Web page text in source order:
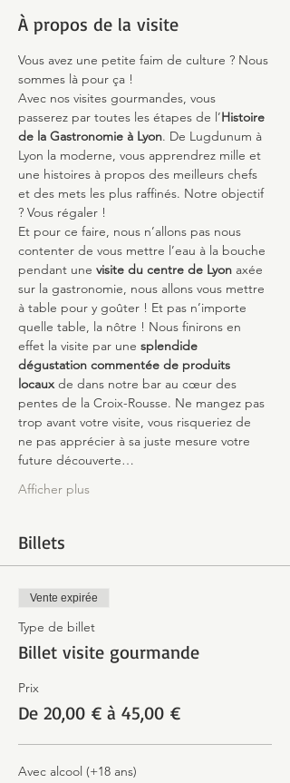
À propos de la visite
Vous avez une petite faim de culture ? Nous
sommes là pour ça !
Avec nos visites gourmandes, vous
passerez par toutes les étapes de l’Histoire
de la Gastronomie à Lyon. De Lugdunum à
Lyon la moderne, vous apprendrez mille et
une histoires à propos des meilleurs chefs
et des mets les plus raffinés. Notre objectif
? Vous régaler !
Et pour ce faire, nous n’allons pas nous
contenter de vous mettre l’eau à la bouche
pendant une visite du centre de Lyon axée
sur la gastronomie, nous allons vous mettre
à table pour y goûter ! Et pas n’importe
quelle table, la nôtre ! Nous finirons en
effet la visite par une splendide
dégustation commentée de produits
locaux de dans notre bar au cœur des
pentes de la Croix-Rousse. Ne mangez pas
trop avant votre visite, vous risqueriez de
ne pas apprécier à sa juste mesure votre
future découverte…
Afficher plus
Billets
Vente expirée
Type de billet
Billet visite gourmande
Prix
De 20,00 € à 45,00 €
Avec alcool (+18 ans)